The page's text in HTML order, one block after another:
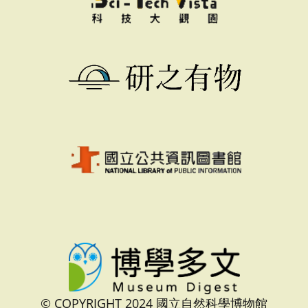
© COPYRIGHT 2024 國立自然科學博物館